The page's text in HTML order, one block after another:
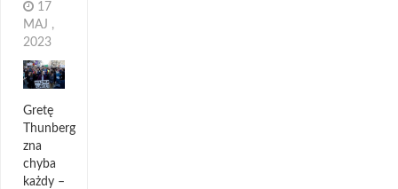
17
MAJ ,
2023
Gretę
Thunberg
zna
chyba
każdy –